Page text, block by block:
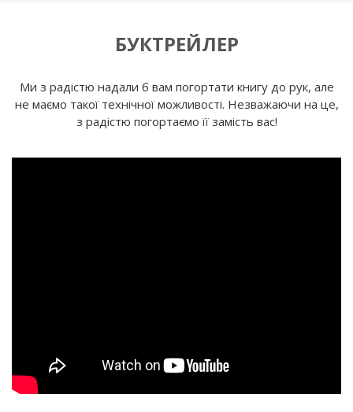
БУКТРЕЙЛЕР
Ми з радістю надали б вам погортати книгу до рук, але
не маємо такої технічної можливості. Незважаючи на це,
з радістю погортаємо її замість вас!